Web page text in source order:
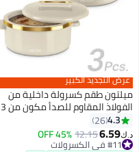
عرض التجديد الكبير
ميلتون طقم كسرولة داخلية من
الفولاذ المقاوم للصدأ مكون من 3
قطع (450 مل، 840 مل، 1300 مل)،
الغذاء | سهل الحمل | سهل التخزين |
4.3
26
د.ك‏6.59
12.15
45% OFF
#11 في الكسرولات